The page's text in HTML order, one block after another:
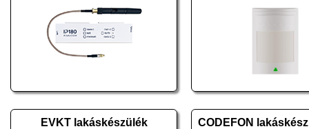
EVKT lakáskészülék CODEFON